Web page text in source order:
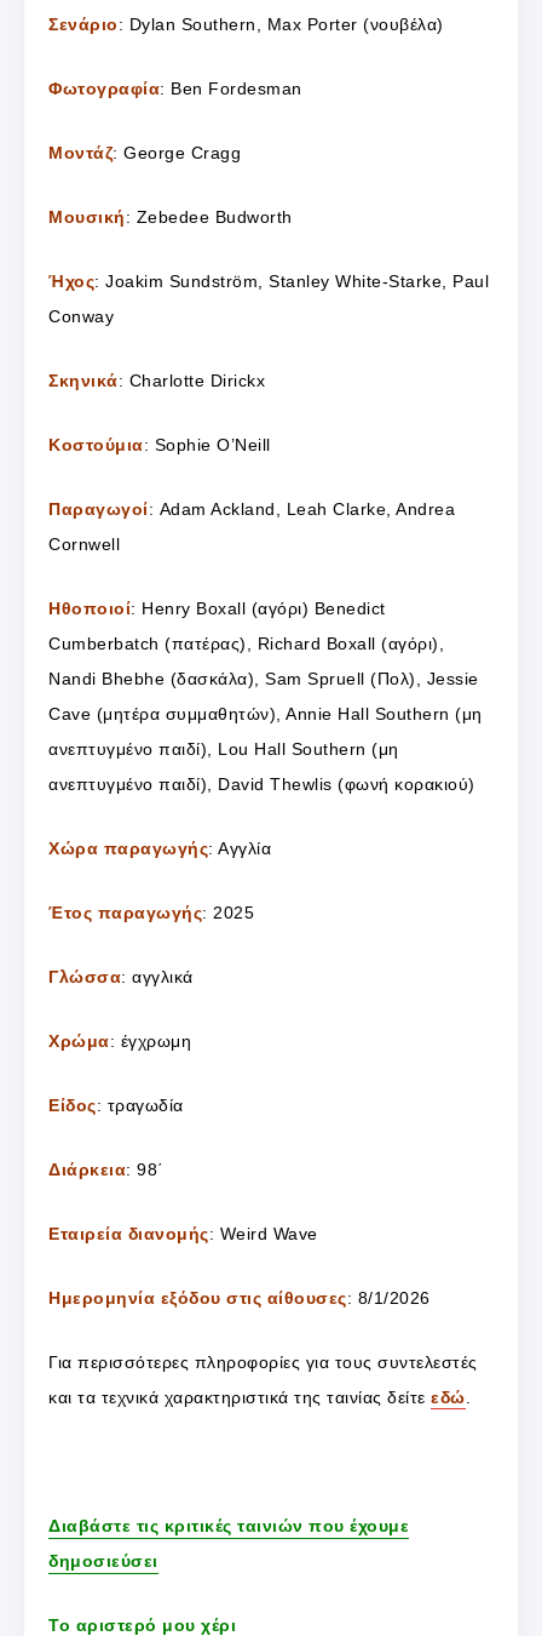
Σενάριο: Dylan Southern, Max Porter (νουβέλα)
Φωτογραφία: Ben Fordesman
Μοντάζ: George Cragg
Μουσική: Zebedee Budworth
Ήχος: Joakim Sundström, Stanley White-Starke, Paul
Conway
Σκηνικά: Charlotte Dirickx
Κοστούμια: Sophie O’Neill
Παραγωγοί: Adam Ackland, Leah Clarke, Andrea
Cornwell
Ηθοποιοί: Henry Boxall (αγόρι) Benedict
Cumberbatch (πατέρας), Richard Boxall (αγόρι),
Nandi Bhebhe (δασκάλα), Sam Spruell (Πολ), Jessie
Cave (μητέρα συμμαθητών), Annie Hall Southern (μη
ανεπτυγμένο παιδί), Lou Hall Southern (μη
ανεπτυγμένο παιδί), David Thewlis (φωνή κορακιού)
Χώρα παραγωγής: Αγγλία
Έτος παραγωγής: 2025
Γλώσσα: αγγλικά
Χρώμα: έγχρωμη
Είδος: τραγωδία
Διάρκεια: 98΄
Εταιρεία διανομής: Weird Wave
Ημερομηνία εξόδου στις αίθουσες: 8/1/2026
Για περισσότερες πληροφορίες για τους συντελεστές
και τα τεχνικά χαρακτηριστικά της ταινίας δείτε εδώ
Διαβάστε τις κριτικές ταινιών που έχουμε
δημοσιεύσει
Το αριστερό μου χέρι